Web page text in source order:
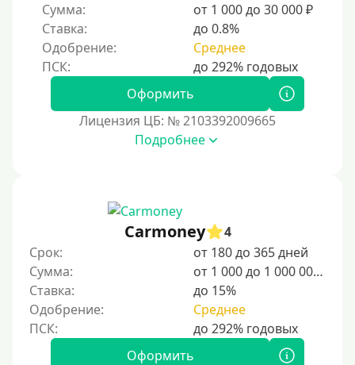
Сумма:
от 1 000 до 30 000 ₽
Ставка:
до 0.8%
Одобрение:
Среднее
Оформить
Лицензия ЦБ: № 2103392009665
Подробнее
Carmoney
4
Срок:
от 180 до 365 дней
Сумма:
от 1 000 до 1 000 000 ₽
Ставка:
до 15%
Одобрение:
Среднее
Оформить